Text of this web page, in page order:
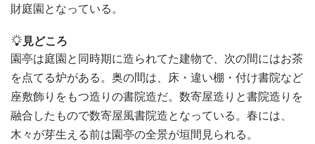
財庭園となっている。
見どころ
園亭は庭園と同時期に造られてた建物で、次の間にはお茶
を点てる炉がある。奥の間は、床・違い棚・付け書院など
座敷飾りをもつ造りの書院造だ。数寄屋造りと書院造りを
融合したもので数寄屋風書院造となっている。春には、
木々が芽生える前は園亭の全景が垣間見られる。